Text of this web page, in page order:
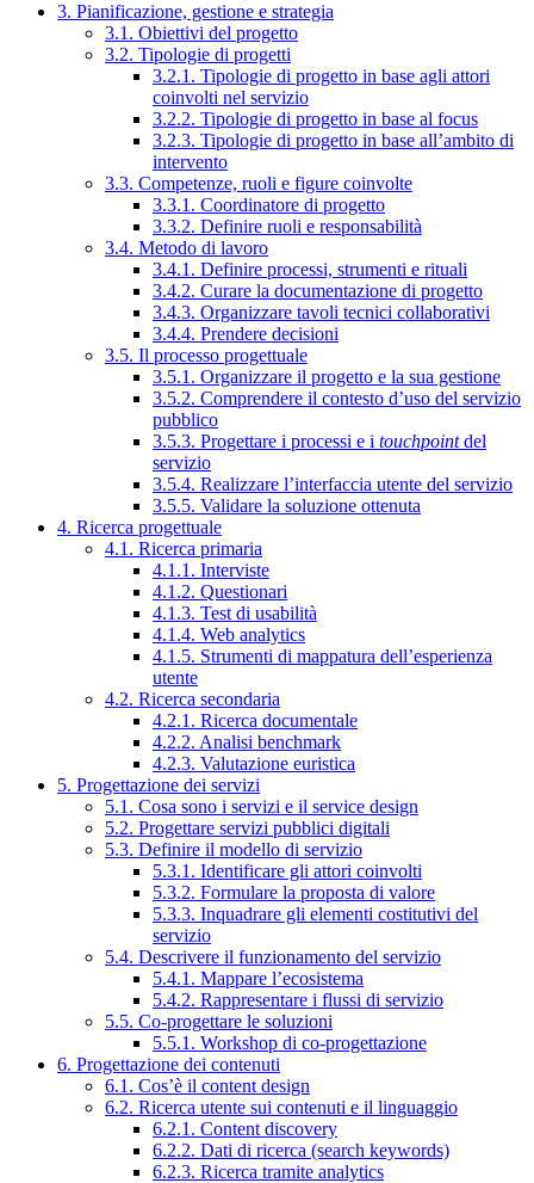
3. Pianificazione, gestione e strategia
3.1. Obiettivi del progetto
3.2. Tipologie di progetti
3.2.1. Tipologie di progetto in base agli attori
coinvolti nel servizio
3.2.2. Tipologie di progetto in base al focus
3.2.3. Tipologie di progetto in base all’ambito di
intervento
3.3. Competenze, ruoli e figure coinvolte
3.3.1. Coordinatore di progetto
3.3.2. Definire ruoli e responsabilità
3.4. Metodo di lavoro
3.4.1. Definire processi, strumenti e rituali
3.4.2. Curare la documentazione di progetto
3.4.3. Organizzare tavoli tecnici collaborativi
3.4.4. Prendere decisioni
3.5. Il processo progettuale
3.5.1. Organizzare il progetto e la sua gestione
3.5.2. Comprendere il contesto d’uso del servizio
pubblico
3.5.3. Progettare i processi e i touchpointdel
servizio
3.5.4. Realizzare l’interfaccia utente del servizio
3.5.5. Validare la soluzione ottenuta
4. Ricerca progettuale
4.1. Ricerca primaria
4.1.1. Interviste
4.1.2. Questionari
4.1.3. Test di usabilità
4.1.4. Web analytics
4.1.5. Strumenti di mappatura dell’esperienza
utente
4.2. Ricerca secondaria
4.2.1. Ricerca documentale
4.2.2. Analisi benchmark
4.2.3. Valutazione euristica
5. Progettazione dei servizi
5.1. Cosa sono i servizi e il service design
5.2. Progettare servizi pubblici digitali
5.3. Definire il modello di servizio
5.3.1. Identificare gli attori coinvolti
5.3.2. Formulare la proposta di valore
5.3.3. Inquadrare gli elementi costitutivi del
servizio
5.4. Descrivere il funzionamento del servizio
5.4.1. Mappare l’ecosistema
5.4.2. Rappresentare i flussi di servizio
5.5. Co-progettare le soluzioni
5.5.1. Workshop di co-progettazione
6. Progettazione dei contenuti
6.1. Cos’è il content design
6.2. Ricerca utente sui contenuti e il linguaggio
6.2.1. Content discovery
6.2.2. Dati di ricerca (search keywords)
6.2.3. Ricerca tramite analytics